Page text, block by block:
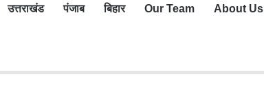
उत्तराखंड पंजाब बिहार Our Team About Us